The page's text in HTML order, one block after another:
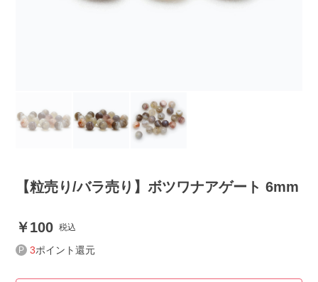
【粒売り/バラ売り】ボツワナアゲート 6mm
100 税込
3ポイント還元